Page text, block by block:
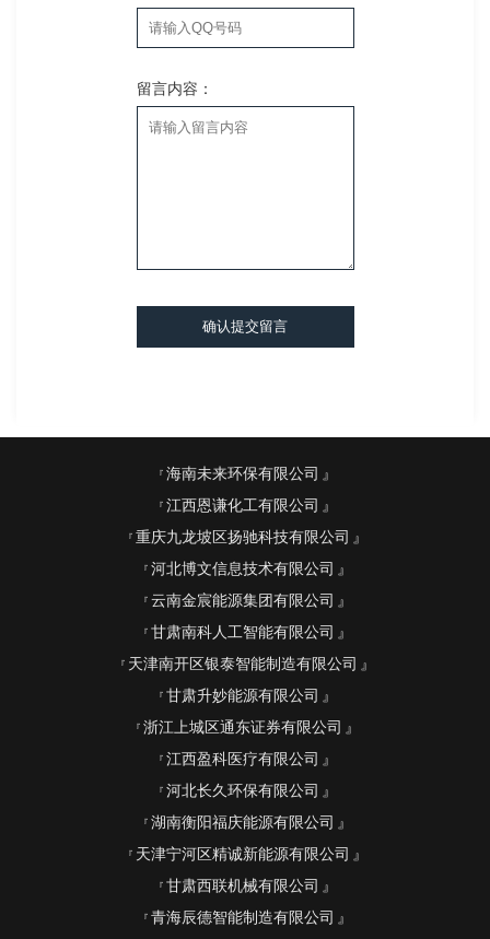
留言内容：
确认提交留言
海南未来环保有限公司
江西恩谦化工有限公司
重庆九龙坡区扬驰科技有限公司
河北博文信息技术有限公司
云南金宸能源集团有限公司
甘肃南科人工智能有限公司
天津南开区银泰智能制造有限公司
甘肃升妙能源有限公司
浙江上城区通东证券有限公司
江西盈科医疗有限公司
河北长久环保有限公司
湖南衡阳福庆能源有限公司
天津宁河区精诚新能源有限公司
甘肃西联机械有限公司
青海辰德智能制造有限公司